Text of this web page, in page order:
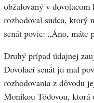
obžalovaný v
rozhodoval sudca, ktorý
senát povie: „Áno, máte
Druhý prípad údajnej
Dovolací senát ju mal
rozhodovania z dôvodu
Monikou Tódovou, ktorá